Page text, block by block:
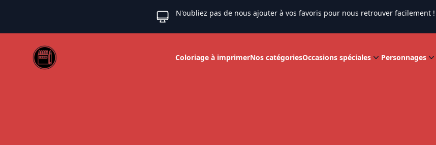
N'oubliez pas de nous ajouter à vos favoris pour nous retrouver facilement !
Web coloriage
Coloriage à imprimerNos catégoriesOccasions spéciales Personnages